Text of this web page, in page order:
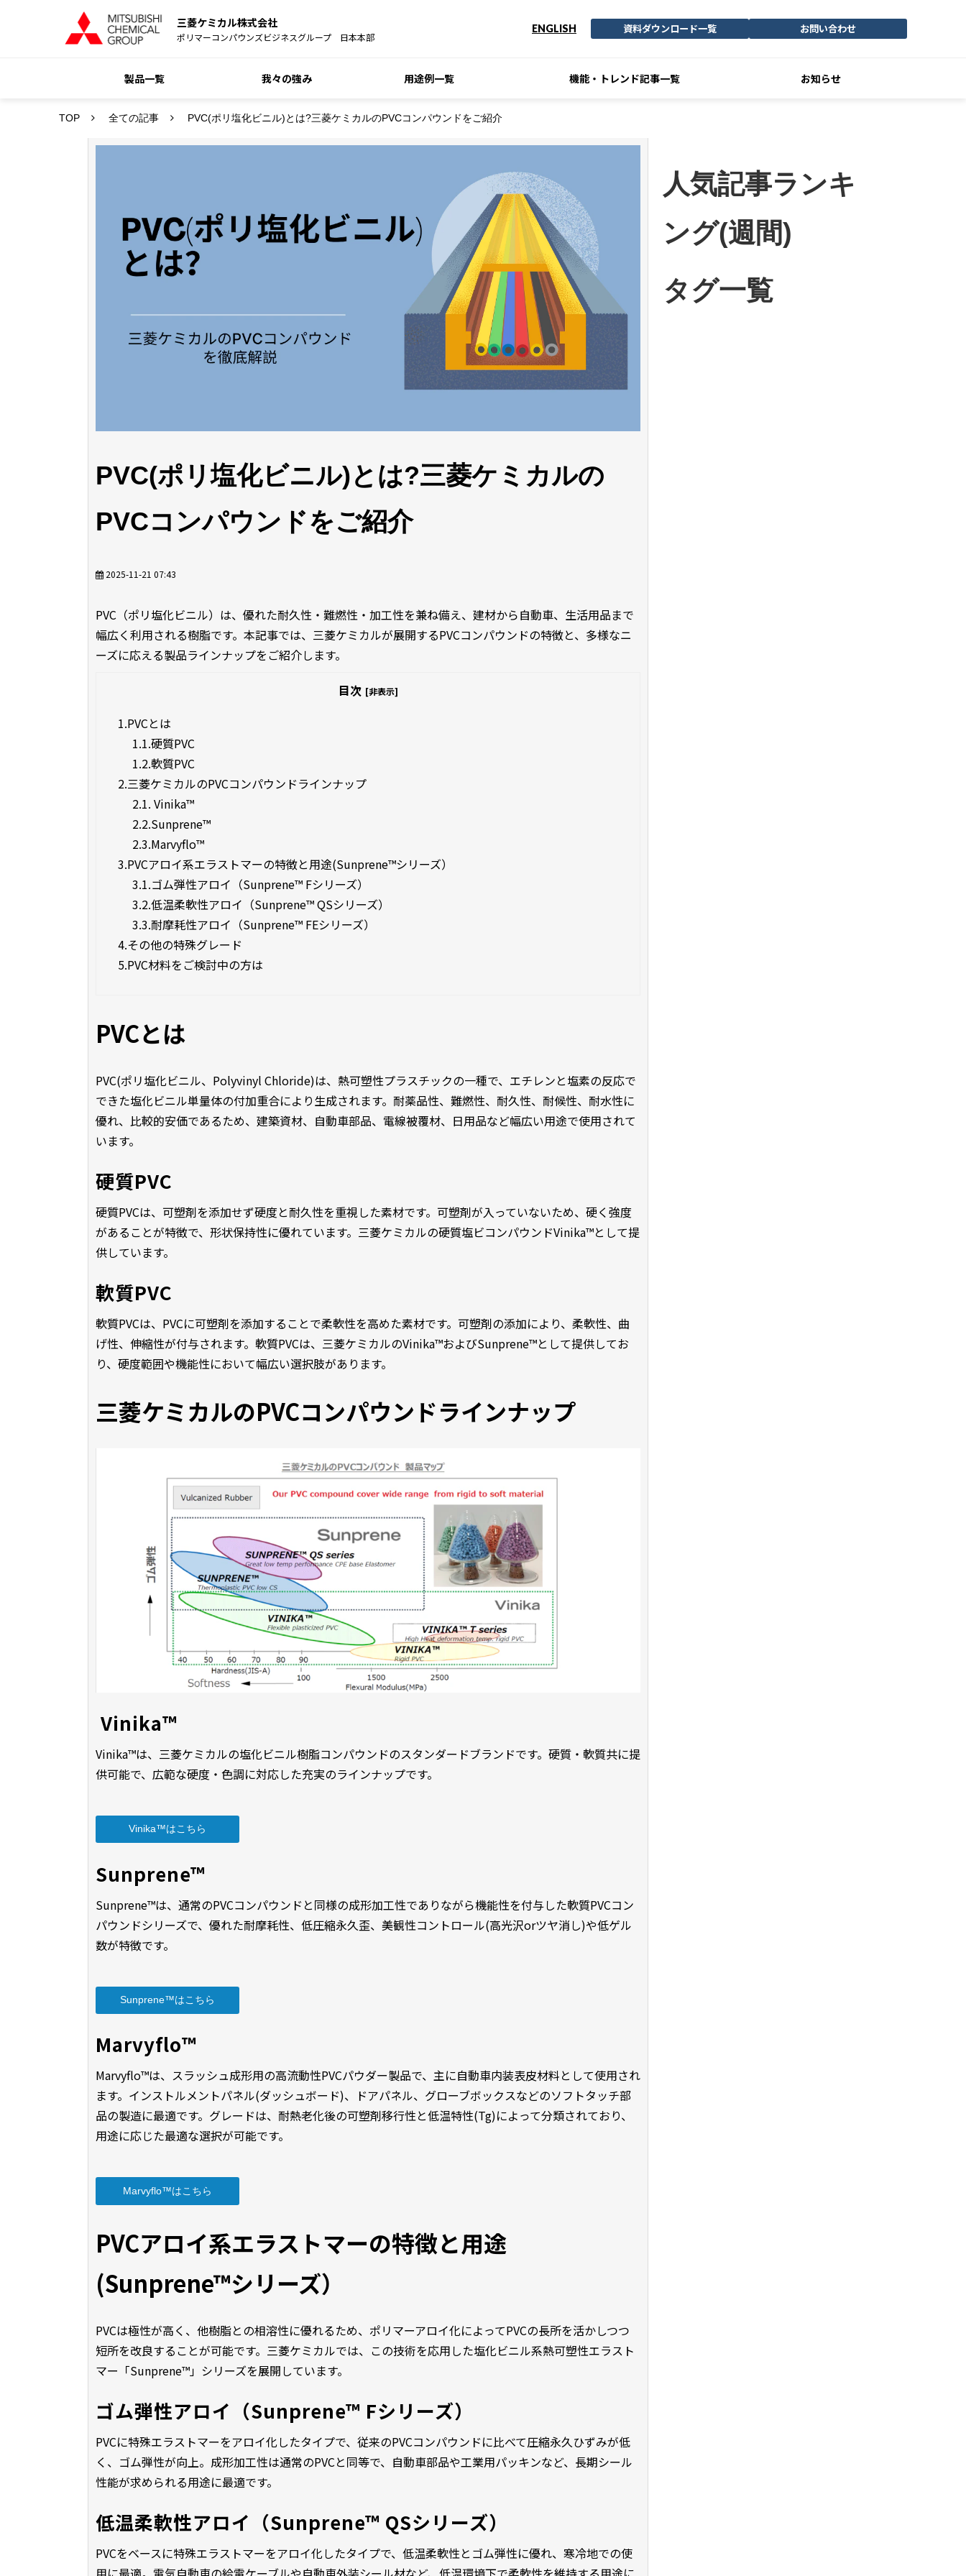
三菱ケミカル株式会社
ポリマーコンパウンズビジネスグループ 日本本部
ENGLISH 資料ダウンロード一覧 お問い合わせ
製品一覧 我々の強み 用途例一覧 機能・トレンド記事一覧 お知らせ
TOP 全ての記事 PVC(ポリ塩化ビニル)とは?三菱ケミカルのPVCコンパウンドをご紹介
PVC(ポリ塩化ビニル)とは?三菱ケミカルの
PVCコンパウンドをご紹介
2025-11-21 07:43
PVC（ポリ塩化ビニル）は、優れた耐久性・難燃性・加工性を兼ね備え、建材から自動車、生活用品まで
幅広く利用される樹脂です。本記事では、三菱ケミカルが展開するPVCコンパウンドの特徴と、多様なニ
ーズに応える製品ラインナップをご紹介します。
目次 [非表示]
1.PVCとは
1.1.硬質PVC
1.2.軟質PVC
2.三菱ケミカルのPVCコンパウンドラインナップ
2.1. Vinika™
2.2.Sunprene™
2.3.Marvyflo™
3.PVCアロイ系エラストマーの特徴と用途(Sunprene™シリーズ）
3.1.ゴム弾性アロイ（Sunprene™ Fシリーズ）
3.2.低温柔軟性アロイ（Sunprene™ QSシリーズ）
3.3.耐摩耗性アロイ（Sunprene™ FEシリーズ）
4.その他の特殊グレード
5.PVC材料をご検討中の方は
PVCとは
PVC(ポリ塩化ビニル、Polyvinyl Chloride)は、熱可塑性プラスチックの一種で、エチレンと塩素の反応で
できた塩化ビニル単量体の付加重合により生成されます。耐薬品性、難燃性、耐久性、耐候性、耐水性に
優れ、比較的安価であるため、建築資材、自動車部品、電線被覆材、日用品など幅広い用途で使用されて
います。
硬質PVC
硬質PVCは、可塑剤を添加せず硬度と耐久性を重視した素材です。可塑剤が入っていないため、硬く強度
があることが特徴で、形状保持性に優れています。三菱ケミカルの硬質塩ビコンパウンドVinika™として提
供しています。
軟質PVC
軟質PVCは、PVCに可塑剤を添加することで柔軟性を高めた素材です。可塑剤の添加により、柔軟性、曲
げ性、伸縮性が付与されます。軟質PVCは、三菱ケミカルのVinika™およびSunprene™として提供してお
り、硬度範囲や機能性において幅広い選択肢があります。
三菱ケミカルのPVCコンパウンドラインナップ
Vinika™
Vinika™は、三菱ケミカルの塩化ビニル樹脂コンパウンドのスタンダードブランドです。硬質・軟質共に提
供可能で、広範な硬度・色調に対応した充実のラインナップです。
Vinika™はこちら
Sunprene™
Sunprene™は、通常のPVCコンパウンドと同様の成形加工性でありながら機能性を付与した軟質PVCコン
パウンドシリーズで、優れた耐摩耗性、低圧縮永久歪、美観性コントロール(高光沢orツヤ消し)や低ゲル
数が特徴です。
Sunprene™はこちら
Marvyflo™
Marvyflo™は、スラッシュ成形用の高流動性PVCパウダー製品で、主に自動車内装表皮材料として使用され
ます。インストルメントパネル(ダッシュボード)、ドアパネル、グローブボックスなどのソフトタッチ部
品の製造に最適です。グレードは、耐熱老化後の可塑剤移行性と低温特性(Tg)によって分類されており、
用途に応じた最適な選択が可能です。
Marvyflo™はこちら
PVCアロイ系エラストマーの特徴と用途
(Sunprene™シリーズ）
PVCは極性が高く、他樹脂との相溶性に優れるため、ポリマーアロイ化によってPVCの長所を活かしつつ
短所を改良することが可能です。三菱ケミカルでは、この技術を応用した塩化ビニル系熱可塑性エラスト
マー「Sunprene™」シリーズを展開しています。
ゴム弾性アロイ（Sunprene™ Fシリーズ）
PVCに特殊エラストマーをアロイ化したタイプで、従来のPVCコンパウンドに比べて圧縮永久ひずみが低
く、ゴム弾性が向上。成形加工性は通常のPVCと同等で、自動車部品や工業用パッキンなど、長期シール
性能が求められる用途に最適です。
低温柔軟性アロイ（Sunprene™ QSシリーズ）
PVCをベースに特殊エラストマーをアロイ化したタイプで、低温柔軟性とゴム弾性に優れ、寒冷地での使
人気記事ランキ
ング(週間)
タグ一覧